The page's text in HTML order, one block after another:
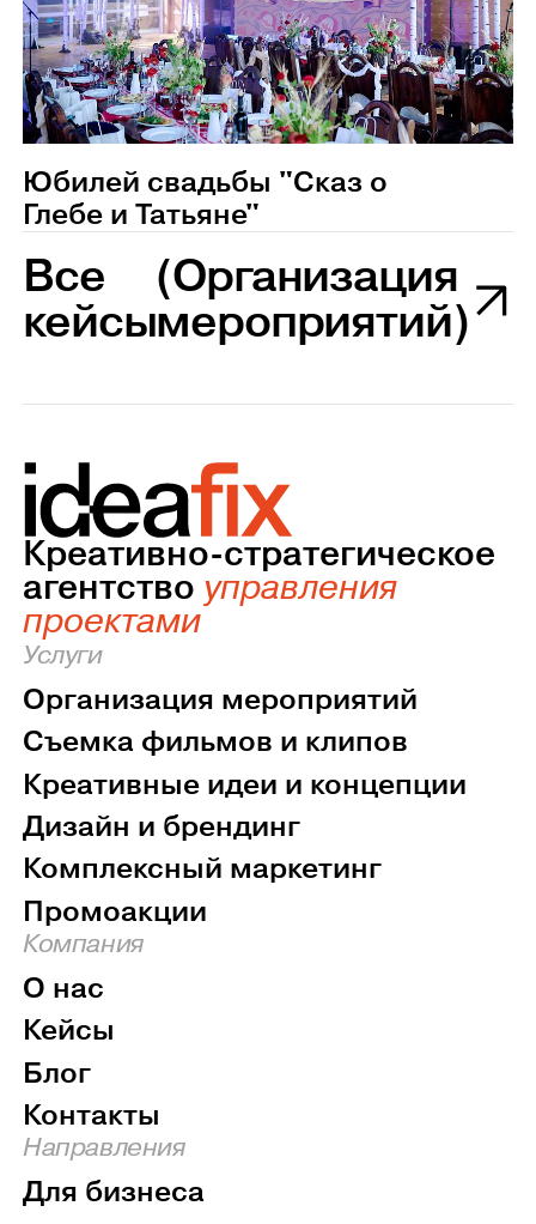
Юбилей свадьбы "Сказ о
Глебе и Татьяне"
Все
кейсы
(Организация
мероприятий)
Креативно-стратегическое
агентство управления
проектами
Услуги
Организация мероприятий
Съемка фильмов и клипов
Креативные идеи и концепции
Дизайн и брендинг
Комплексный маркетинг
Промоакции
Компания
О нас
Кейсы
Блог
Контакты
Направления
Для бизнеса